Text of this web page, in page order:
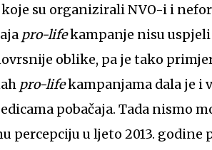
su organizirali NVO-i i
pro-lifekampanje nisu
oblike, pa je tako
pro-lifekampanjama dala je i
pobačaja. Tada nismo
percepciju u ljeto 2013. godine